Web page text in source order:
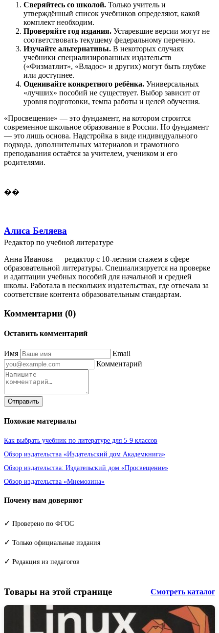
Сверяйтесь со школой. Только учитель и
утверждённый список учебников определяют, какой
комплект необходим.
Проверяйте год издания. Устаревшие версии могут не
соответствовать текущему федеральному перечню.
Изучайте альтернативы. В некоторых случаях
учебники специализированных издательств
(«Физматлит», «Владос» и других) могут быть глубже
или доступнее.
Оценивайте конкретного ребёнка. Универсальных
«лучших» пособий не существует. Выбор зависит от
уровня подготовки, темпа работы и целей обучения.
«Просвещение» — это фундамент, на котором строится
современное школьное образование в России. Но фундамент
— это лишь основа. Надстройка в виде индивидуального
подхода, дополнительных материалов и грамотного
преподавания остаётся за учителем, учеником и его
родителями.
��
Алиса Беляева
Редактор по учебной литературе
Анна Иванова — редактор с 10-летним стажем в сфере
образовательной литературы. Специализируется на проверке
и адаптации учебных пособий для начальной и средней
школы. Работала в нескольких издательствах, где отвечала за
соответствие контента образовательным стандартам.
Комментарии (0)
Оставить комментарий
Имя
Email
Комментарий
Отправить
Похожие материалы
Как выбрать учебник по литературе для 5-9 классов
Обзор издательства «Издательский дом Академкнига»
Обзор издательства: Издательский дом «Просвещение»
Обзор издательства «Мнемозина»
Почему нам доверяют
✓ Проверено по ФГОС
✓ Только официальные издания
✓ Редакция из педагогов
Товары на этой странице Смотреть каталог